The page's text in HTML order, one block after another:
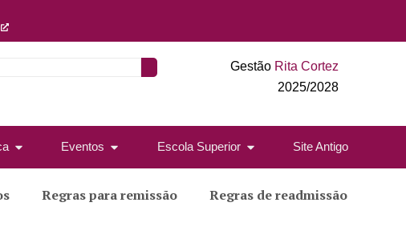
Gestão Rita Cortez
2025/2028
Eventos Escola Superior Site Antigo
Regras para remissão Regras de readmissão